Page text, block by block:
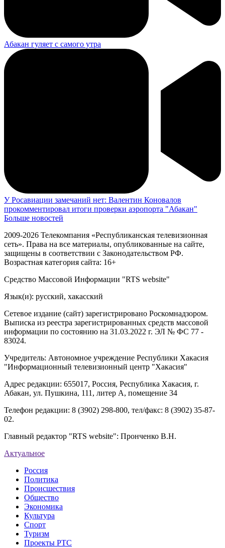
Абакан гуляет с самого утра
У Росавиации замечаний нет: Валентин Коновалов
прокомментировал итоги проверки аэропорта "Абакан"
Больше новостей
2009-2026 Телекомпания «Республиканская телевизионная
сеть». Права на все материалы, опубликованные на сайте,
защищены в соответствии с Законодательством РФ.
Возрастная категория сайта: 16+
Средство Массовой Информации "RTS website"
Язык(и): русский, хакасский
Сетевое издание (сайт) зарегистрировано Роскомнадзором.
Выписка из реестра зарегистрированных средств массовой
информации по состоянию на 31.03.2022 г. ЭЛ № ФС 77 -
83024.
Учредитель: Автономное учреждение Республики Хакасия
"Информационный телевизионный центр "Хакасия"
Адрес редакции: 655017, Россия, Республика Хакасия, г.
Абакан, ул. Пушкина, 111, литер А, помещение 34
Телефон редакции: 8 (3902) 298-800, тел/факс: 8 (3902) 35-87-
02.
Главный редактор "RTS website": Пронченко В.Н.
Актуальное
Россия
Политика
Происшествия
Общество
Экономика
Культура
Спорт
Туризм
Проекты РТС